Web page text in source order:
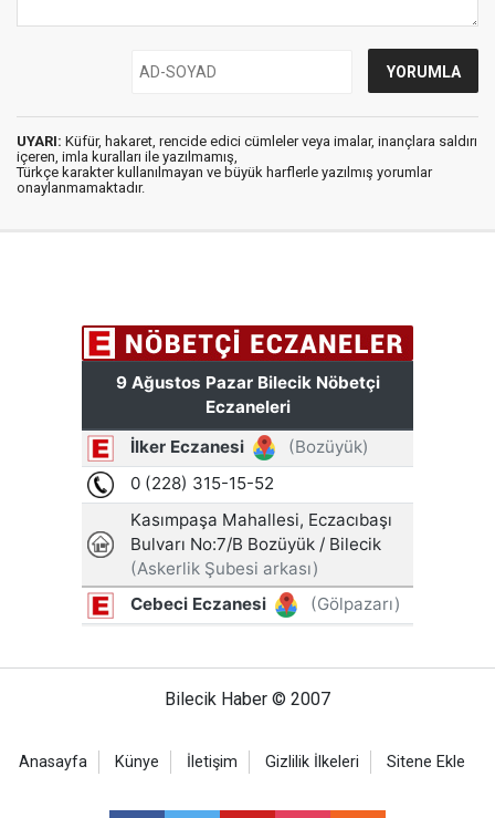
UYARI: Küfür, hakaret, rencide edici cümleler veya imalar, inançlara saldırı
içeren, imla kuralları ile yazılmamış,
Türkçe karakter kullanılmayan ve büyük harflerle yazılmış yorumlar
onaylanmamaktadır.
Bilecik Haber © 2007
Anasayfa Künye İletişim Gizlilik İlkeleri Sitene Ekle